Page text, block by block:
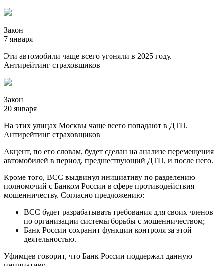
Закон
7 января
Эти автомобили чаще всего угоняли в 2025 году.
Антирейтинг страховщиков
Закон
20 января
На этих улицах Москвы чаще всего попадают в ДТП.
Антирейтинг страховщиков
Акцент, по его словам, будет сделан на анализе перемещения
автомобилей в период, предшествующий ДТП, и после него.
Кроме того, ВСС выдвинул инициативу по разделению
полномочий с Банком России в сфере противодействия
мошенничеству. Согласно предложению:
ВСС будет разрабатывать требования для своих членов
по организации системы борьбы с мошенничеством;
Банк России сохранит функции контроля за этой
деятельностью.
Уфимцев говорит, что Банк России поддержал данную